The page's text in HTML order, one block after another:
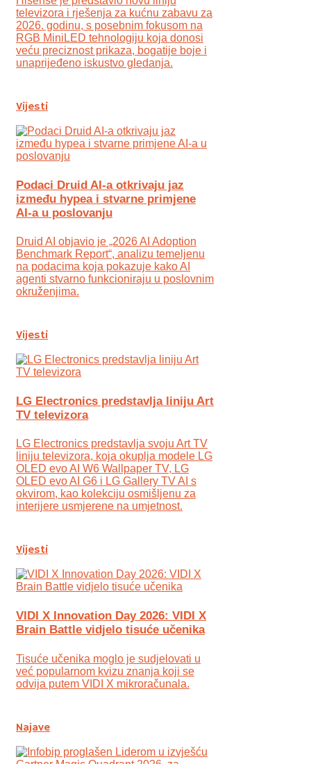
televizora i rješenja za kućnu zabavu za
2026. godinu, s posebnim fokusom na
RGB MiniLED tehnologiju koja donosi
veću preciznost prikaza, bogatije boje i
unaprijeđeno iskustvo gledanja.
Vijesti
Podaci Druid AI-a otkrivaju jaz
između hypea i stvarne primjene
AI-a u poslovanju
Druid AI objavio je „2026 AI Adoption
Benchmark Report“, analizu temeljenu
na podacima koja pokazuje kako AI
agenti stvarno funkcioniraju u poslovnim
okruženjima.
Vijesti
LG Electronics predstavlja liniju Art
TV televizora
LG Electronics predstavlja svoju Art TV
liniju televizora, koja okuplja modele LG
OLED evo AI W6 Wallpaper TV, LG
OLED evo AI G6 i LG Gallery TV AI s
okvirom, kao kolekciju osmišljenu za
interijere usmjerene na umjetnost.
Vijesti
VIDI X Innovation Day 2026: VIDI X
Brain Battle vidjelo tisuće učenika
Tisuće učenika moglo je sudjelovati u
već popularnom kvizu znanja koji se
odvija putem VIDI X mikroračunala.
Najave